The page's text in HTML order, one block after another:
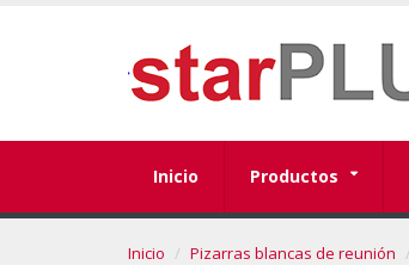
Inicio Productos
Inicio Pizarras blancas de reunión